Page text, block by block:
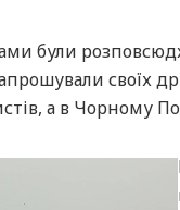
були
своїх
а в Чорному